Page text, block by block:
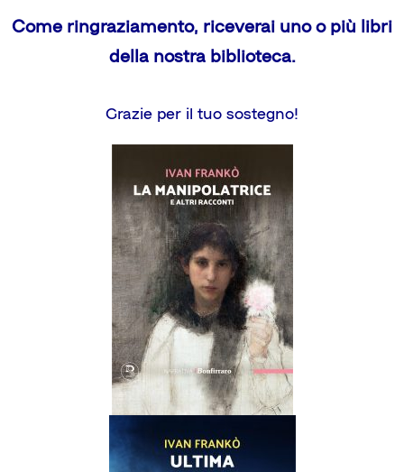
Come ringraziamento, riceverai uno o più libri
della nostra biblioteca.
Grazie per il tuo sostegno!